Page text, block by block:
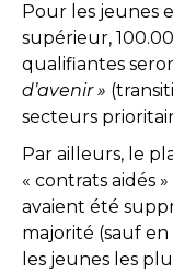
Pour les jeunes
supérieur,
qualifiantes
d’avenir »
secteurs
Par ailleurs, le
« contrats aidés
avaient été
majorité (sauf
les jeunes les